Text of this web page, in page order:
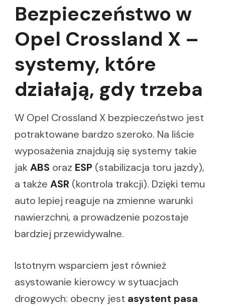
Bezpieczeństwo w
Opel Crossland X –
systemy, które
działają, gdy trzeba
W Opel Crossland X bezpieczeństwo jest
potraktowane bardzo szeroko. Na liście
wyposażenia znajdują się systemy takie
jakABS oraz ESP (stabilizacja toru jazdy),
a także ASR (kontrola trakcji). Dzięki temu
auto lepiej reaguje na zmienne warunki
nawierzchni, a prowadzenie pozostaje
bardziej przewidywalne.
Istotnym wsparciem jest również
asystowanie kierowcy w sytuacjach
drogowych: obecny jest asystent pasa